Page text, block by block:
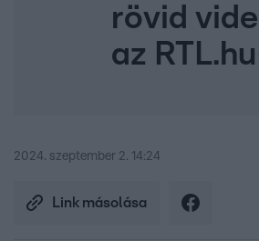
rövid
az
2024. szeptember 2. 14:24
Link másolása